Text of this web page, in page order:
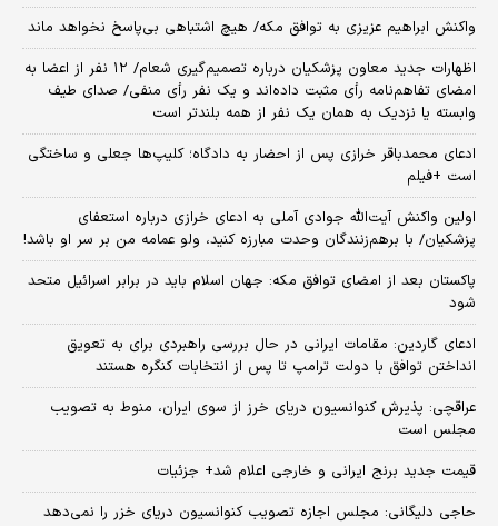
واکنش ابراهیم عزیزی به توافق مکه/ هیچ اشتباهی بی‌پاسخ نخواهد ماند
اظهارات جدید معاون پزشکیان درباره تصمیم‌گیری شعام/ ۱۲ نفر از اعضا به
امضای تفاهم‌نامه رأی مثبت داده‌اند و یک نفر رأی منفی/ صدای طیف
وابسته یا نزدیک به همان یک نفر از همه بلندتر است
ادعای محمدباقر خرازی پس از احضار به دادگاه؛ کلیپ‌ها جعلی و ساختگی
است +فیلم
اولین واکنش آیت‌الله جوادی آملی به ادعای خرازی درباره استعفای
پزشکیان/ با برهم‌زنندگان وحدت مبارزه کنید، ولو عمامه من بر سر او باشد!
پاکستان بعد از امضای توافق مکه: جهان اسلام باید در برابر اسرائیل متحد
شود
ادعای گاردین: مقامات ایرانی در حال بررسی راهبردی برای به تعویق
انداختن توافق با دولت ترامپ تا پس از انتخابات کنگره هستند
عراقچی: پذیرش کنوانسیون دریای خرز از سوی ایران، منوط به تصویب
مجلس است
قیمت جدید برنج ایرانی و خارجی اعلام شد+ جزئیات
حاجی دلیگانی: مجلس اجازه تصویب کنوانسیون دریای خزر را نمی‌دهد